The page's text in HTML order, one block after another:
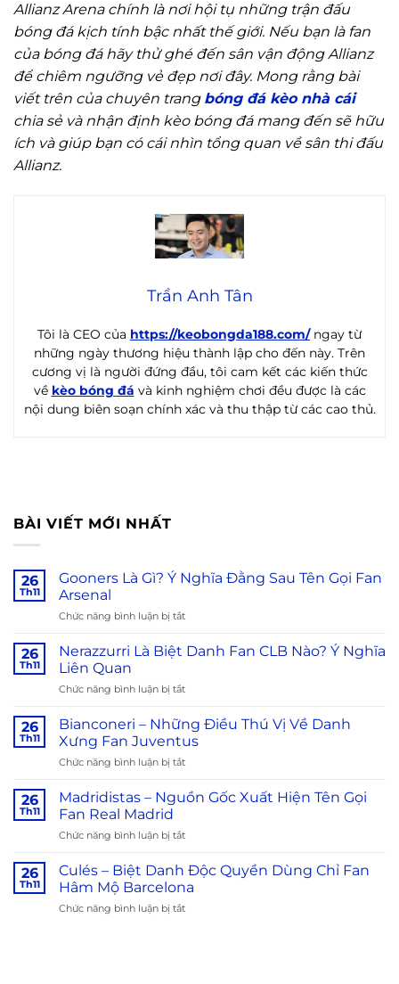
Allianz Arena chính là nơi hội tụ những trận đấu
bóng đá kịch tính bậc nhất thế giới. Nếu bạn là fan
của bóng đá hãy thử ghé đến sân vận động Allianz
để chiêm ngưỡng vẻ đẹp nơi đây. Mong rằng bài
viết trên của chuyên trang bóng đá kèo nhà cái
chia sẻ và nhận định kèo bóng đá mang đến sẽ hữu
ích và giúp bạn có cái nhìn tổng quan về sân thi đấu
Allianz.
Trần Anh Tân
Tôi là CEO của https://keobongda188.com/ngay từ
những ngày thương hiệu thành lập cho đến này. Trên
cương vị là người đứng đầu, tôi cam kết các kiến thức
về kèo bóng đá và kinh nghiệm chơi đều được là các
nội dung biên soạn chính xác và thu thập từ các cao thủ.
BÀI VIẾT MỚI NHẤT
26
Th11
Gooners Là Gì? Ý Nghĩa Đằng Sau Tên Gọi Fan
Arsenal
Chức năng bình luận bị tắt
Là
Sau
Tên
26
Th11
Nerazzurri Là Biệt Danh Fan CLB Nào? Ý Nghĩa
Liên Quan
Chức năng bình luận bị tắt
Là
Biệt
Danh
Nào?
26
Th11
Bianconeri – Những Điều Thú Vị Về Danh
Xưng Fan Juventus
Chức năng bình luận bị tắt
–
Về
Danh
26
Th11
Madridistas – Nguồn Gốc Xuất Hiện Tên Gọi
Fan Real Madrid
Chức năng bình luận bị tắt
–
Nguồn
Gốc
26
Th11
Culés – Biệt Danh Độc Quyền Dùng Chỉ Fan
Hâm Mộ Barcelona
Chức năng bình luận bị tắt